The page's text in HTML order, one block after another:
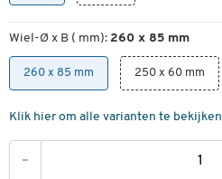
Wiel-Ø x B ( mm): 260 x 85 mm
260 x 85 mm 250 x 60 mm
Klik hier om alle varianten te bekijken
-